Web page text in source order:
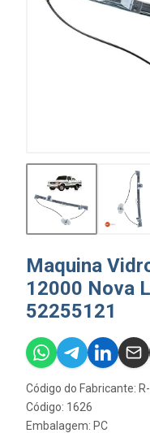
Maquina
12000 Nova
52255121
Código do Fabricante:
Código: 1626
Embalagem: PC